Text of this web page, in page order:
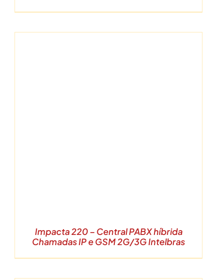
Impacta 220 – Central PABX híbrida
Chamadas IP e GSM 2G/3G Intelbras